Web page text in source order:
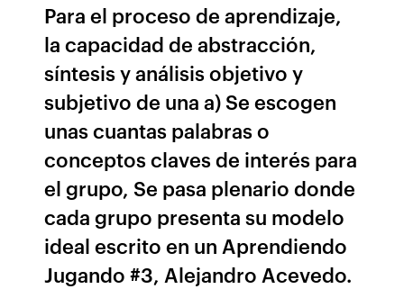
Para el proceso de aprendizaje,
la capacidad de abstracción,
síntesis y análisis objetivo y
subjetivo de una a) Se escogen
unas cuantas palabras o
conceptos claves de interés para
el grupo, Se pasa plenario donde
cada grupo presenta su modelo
ideal escrito en un Aprendiendo
Jugando #3, Alejandro Acevedo.